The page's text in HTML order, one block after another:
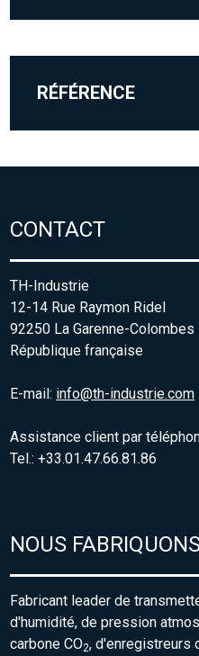
RÉFÉRENCE
CONTACT
TH-Industrie
12-14 Rue Raymon Ridel
92250 La Garenne-Colombes
République française
E-mail: info@th-industrie.com
Assistance client par
Tel.: +33.01.47.66.81.86
NOUS
Fabricant leader de
d'humidité, de pression
carbone CO2, d'enregistreurs